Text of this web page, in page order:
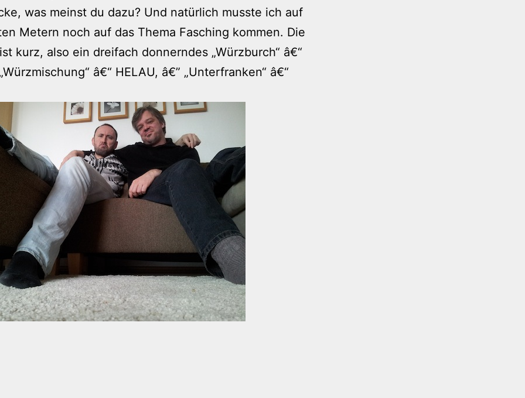
was meinst du dazu? Und natürlich musste ich auf
Metern noch auf das Thema Fasching kommen. Die
kurz, also ein dreifach donnerndes „Würzburch“ â€“
â€“ HELAU, â€” „Unterfranken“ â€“